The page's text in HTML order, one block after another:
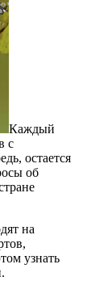
Каждый
с
остается
об
на
узнать